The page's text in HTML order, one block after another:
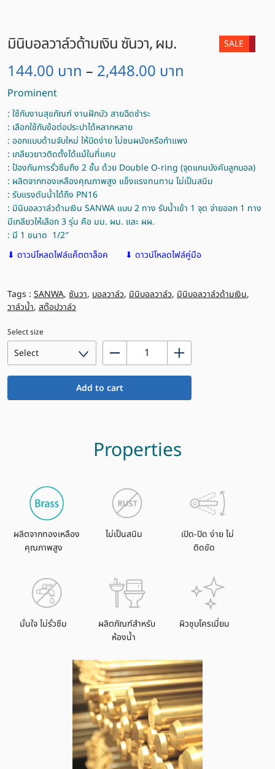
มินิบอลวาล์วด้ามเงิน ซันวา, ผม.
144.00 บาท – 2,448.00 บาท
SALE
Prominent
: ใช้กับงานสุขภัณฑ์ งานฝักบัว สายฉีดชำระ
: เลือกใช้กับข้อต่อประปาได้หลากหลาย
: ออกแบบด้ามจับใหม่ ให้บิดง่าย ไม่ชนผนังหรือกำแพง
: เกลียวยาวติดตั้งได้แม้ในที่แคบ
: ป้องกันการรั่วซึมถึง 2 ชั้น ด้วย Double O-ring (จุดแกนบังคับลูกบอล)
: ผลิตจากทองเหลืองคุณภาพสูง แข็งแรงทนทาน ไม่เป็นสนิม
: รับแรงดันน้ำได้ถึง PN16
: มินิบอลวาล์วด้ามเงิน SANWA แบบ 2 ทาง รับน้ำเข้า 1 จุด จ่ายออก 1 ทาง
มีเกลียวให้เลือก 3 รุ่น คือ มม. ผม. และ ผผ.
: มี 1 ขนาด 1/2″
⬇ ดาวน์โหลดไฟล์แค็ตตาล็อค
⬇ ดาวน์โหลดไฟล์คู่มือ
Tags : SANWA, ซันวา, บอลวาล์ว, มินิบอลวาล์ว, มินิบอลวาล์วด้ามเงิน,
วาล์วน้ำ, สต๊อปวาล์ว
Select size
นิ
บอล
วาล์ว
วา,
Add to cart
Properties
ผลิตจากทองเหลือง
คุณภาพสูง
ไม่เป็นสนิม
เปิด-ปิด ง่าย ไม่
ติดขัด
มั่นใจ ไม่รั่วซึม
ผลิตภัณฑ์สำหรับ
ห้องน้ำ
ผิวชุบโครเมี่ยม